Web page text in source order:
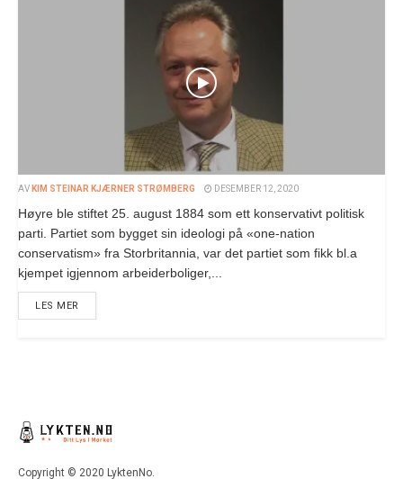
AV KIM STEINAR KJÆRNER STRØMBERG DESEMBER 12, 2020
Høyre ble stiftet 25. august 1884 som ett konservativt politisk
parti. Partiet som bygget sin ideologi på «one-nation
conservatism» fra Storbritannia, var det partiet som fikk bl.a
kjempet igjennom arbeiderboliger,...
LES MER
Copyright © 2020 LyktenNo.